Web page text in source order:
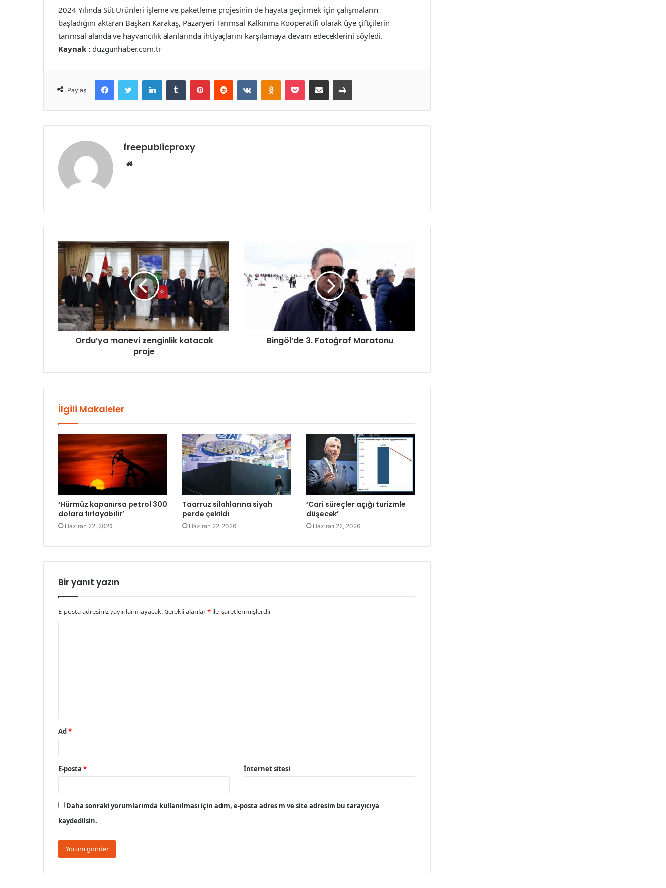
2024 Yılında Süt Ürünleri işleme ve paketleme projesinin de hayata geçirmek için çalışmaların
başladığını aktaran Başkan Karakaş, Pazaryeri Tarımsal Kalkınma Kooperatifi olarak üye çiftçilerin
tarımsal alanda ve hayvancılık alanlarında ihtiyaçlarını karşılamaya devam edeceklerini söyledi.
Kaynak : duzgunhaber.com.tr
Paylaş
FacebookTwitter LinkedInTumblr PinterestReddit VKontakteOdnoklassniki
Pocket E-Posta ile paylaş Yazdır
freepublicproxy
Web
Ordu’ya manevi zenginlik katacak
proje
Bingöl’de 3. Fotoğraf Maratonu
İlgili Makaleler
‘Hürmüz kapanırsa petrol 300
dolara fırlayabilir’
Haziran 22, 2026
Taarruz silahlarına siyah
perde çekildi
Haziran 22, 2026
‘Cari süreçler açığı turizmle
düşecek’
Haziran 22, 2026
Bir yanıt yazın
E-posta adresiniz yayınlanmayacak.Gerekli alanlar* ile işaretlenmişlerdir
Ad*
E-posta * İnternet sitesi
Daha sonraki yorumlarımda kullanılması için adım, e-posta adresim ve site adresim bu tarayıcıya
kaydedilsin.